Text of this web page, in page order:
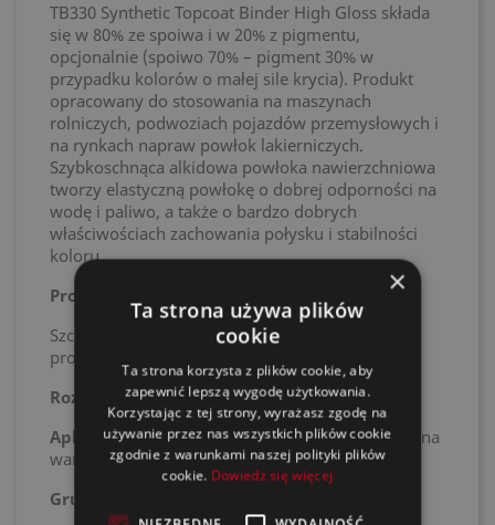
TB330 Synthetic Topcoat Binder High Gloss składa
się w 80% ze spoiwa i w 20% z pigmentu,
opcjonalnie (spoiwo 70% – pigment 30% w
przypadku kolorów o małej sile krycia). Produkt
opracowany do stosowania na maszynach
rolniczych, podwoziach pojazdów przemysłowych i
na rynkach napraw powłok lakierniczych.
Szybkoschnąca alkidowa powłoka nawierzchniowa
tworzy elastyczną powłokę o dobrej odporności na
wodę i paliwo, a także o bardzo dobrych
właściwościach zachowania połysku i stabilności
koloru.
Proporcje mieszania:
Szczegółowe informacje w karcie technicznej
produktu.
Rozcieńczalniki: RS300 / RS330
Aplikacja:1 zamknięta warstwa, następnie 1 pełna
warstwa
Grubość warstwy:
×
Ta strona używa plików
cookie
Ta strona korzysta z plików cookie, aby
zapewnić lepszą wygodę użytkowania.
Korzystając z tej strony, wyrażasz zgodę na
używanie przez nas wszystkich plików cookie
zgodnie z warunkami naszej polityki plików
cookie. Dowiedz się więcej